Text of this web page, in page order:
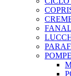
POMPE